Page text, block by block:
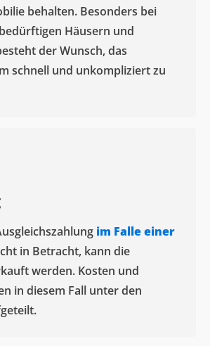
behalten. Besonders bei
Häusern und
der Wunsch, das
schnell und unkompliziert zu
im Falle einer
in Betracht, kann die
werden. Kosten und
in diesem Fall unter den